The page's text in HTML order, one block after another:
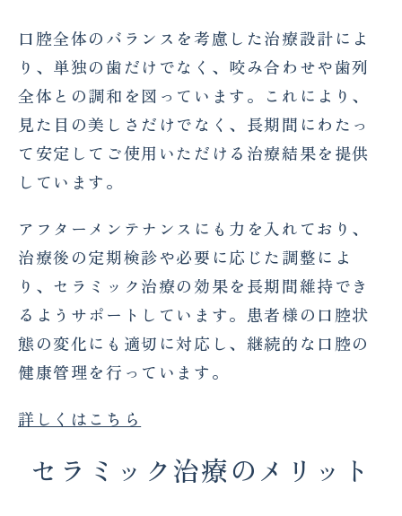
口腔全体のバランスを考慮した治療設計によ
り、単独の歯だけでなく、咬み合わせや歯列
全体との調和を図っています。これにより、
見た目の美しさだけでなく、長期間にわたっ
て安定してご使用いただける治療結果を提供
しています。
アフターメンテナンスにも力を入れており、
治療後の定期検診や必要に応じた調整によ
り、セラミック治療の効果を長期間維持でき
るようサポートしています。患者様の口腔状
態の変化にも適切に対応し、継続的な口腔の
健康管理を行っています。
詳しくはこちら
セラミック治療のメリット